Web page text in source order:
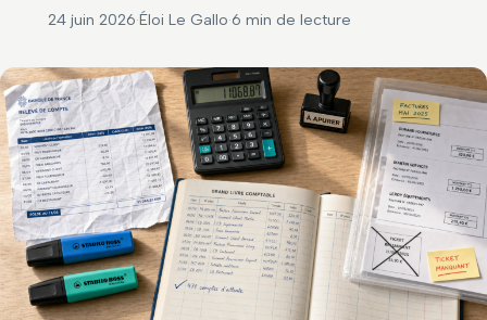
24 juin 2026·Éloi Le Gallo·6 min de lecture